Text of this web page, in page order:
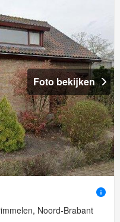
Foto bekijken
Noord-Brabant